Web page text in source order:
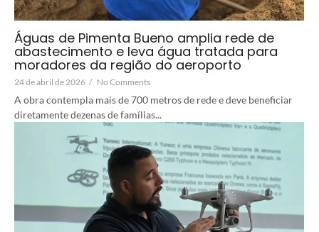
Águas de Pimenta Bueno amplia rede de
abastecimento e leva água tratada para
moradores da região do aeroporto
24 de abril de 2026 / No Comments
A obra contempla mais de 700 metros de rede e deve beneficiar
diretamente dezenas de famílias...